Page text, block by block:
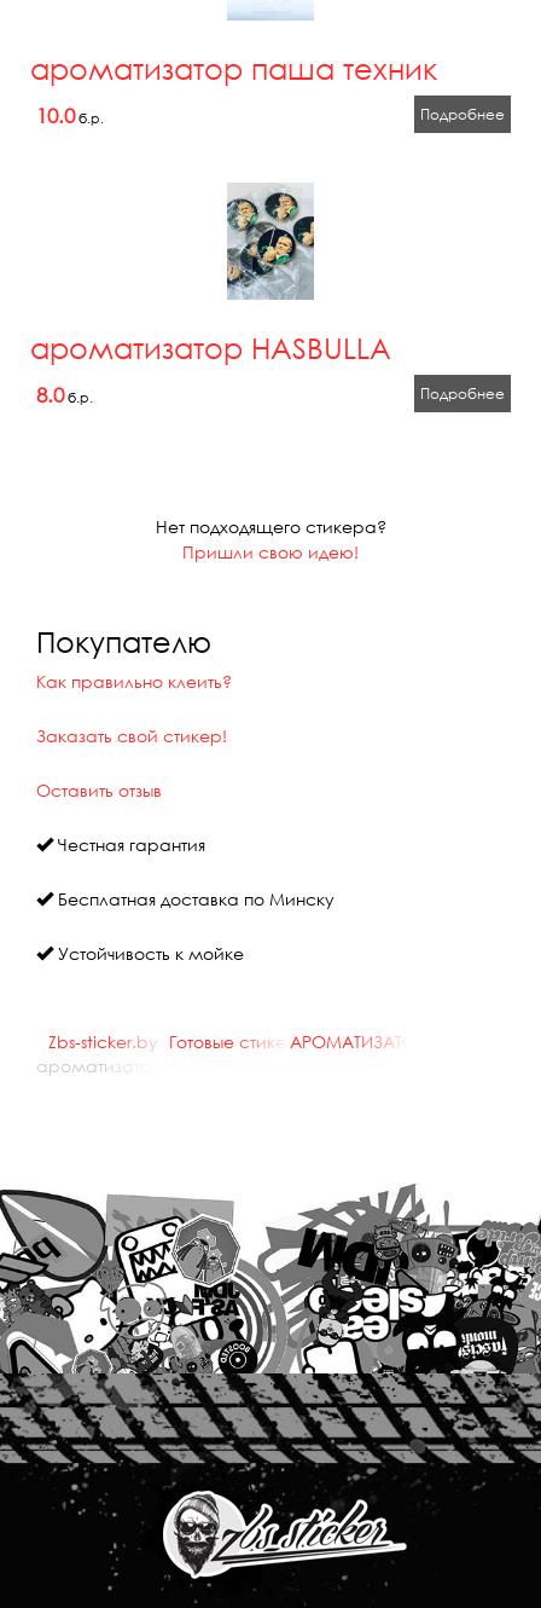
ароматизатор паша техник
10.0б.р. Подробнее
ароматизатор HASBULLA
8.0б.р. Подробнее
Нет подходящего стикера?
Пришли свою идею!
Покупателю
Как правильно клеить?
Заказать свой стикер!
Оставить отзыв
Честная гарантия
Бесплатная доставка по Минску
Устойчивость к мойке
Zbs-sticker.by ::
Готовые стикеры ::
АРОМАТИЗАТОРЫ
ароматизатор я работаю в криптовалюте